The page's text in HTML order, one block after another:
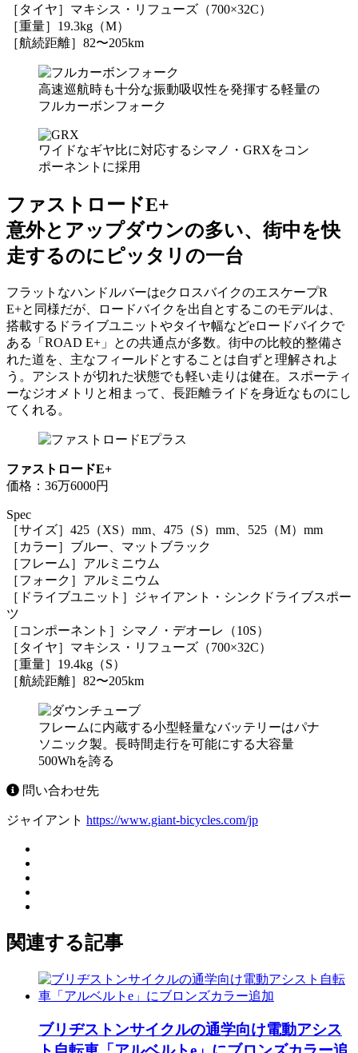
［タイヤ］マキシス・リフューズ（700×32C）
［重量］19.3kg（M）
［航続距離］82〜205km
高速巡航時も十分な振動吸収性を発揮する軽量の
フルカーボンフォーク
ワイドなギヤ比に対応するシマノ・GRXをコン
ポーネントに採用
ファストロードE+
意外とアップダウンの多い、街中を快
走するのにピッタリの一台
フラットなハンドルバーはeクロスバイクのエスケープR
E+と同様だが、ロードバイクを出自とするこのモデルは、
搭載するドライブユニットやタイヤ幅などeロードバイクで
ある「ROAD E+」との共通点が多数。街中の比較的整備さ
れた道を、主なフィールドとすることは自ずと理解されよ
う。アシストが切れた状態でも軽い走りは健在。スポーティ
ーなジオメトリと相まって、長距離ライドを身近なものにし
てくれる。
ファストロードE+
価格：36万6000円
Spec
［サイズ］425（XS）mm、475（S）mm、525（M）mm
［カラー］ブルー、マットブラック
［フレーム］アルミニウム
［フォーク］アルミニウム
［ドライブユニット］ジャイアント・シンクドライブスポー
ツ
［コンポーネント］シマノ・デオーレ（10S）
［タイヤ］マキシス・リフューズ（700×32C）
［重量］19.4kg（S）
［航続距離］82〜205km
フレームに内蔵する小型軽量なバッテリーはパナ
ソニック製。長時間走行を可能にする大容量
500Whを誇る
問い合わせ先
ジャイアント https://www.giant-bicycles.com/jp
関連する記事
ブリヂストンサイクルの通学向け電動アシス